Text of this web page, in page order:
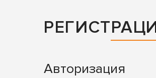
Авторизация